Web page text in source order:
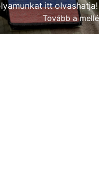
itt olvashatja!
Tovább a